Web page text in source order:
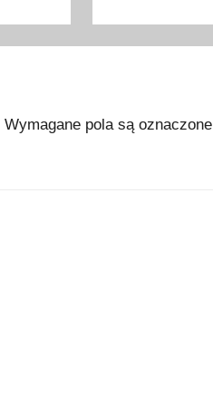
Wymagane pola są oznaczone